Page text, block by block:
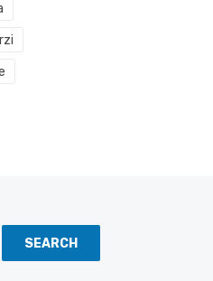
SEARCH